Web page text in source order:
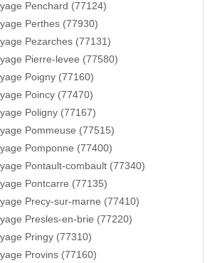
Penchard (77124)
Perthes (77930)
Pezarches (77131)
Pierre-levee (77580)
Poigny (77160)
Poincy (77470)
Poligny (77167)
Pommeuse (77515)
Pomponne (77400)
Pontault-combault (77340)
Pontcarre (77135)
Precy-sur-marne (77410)
Presles-en-brie (77220)
Pringy (77310)
Provins (77160)